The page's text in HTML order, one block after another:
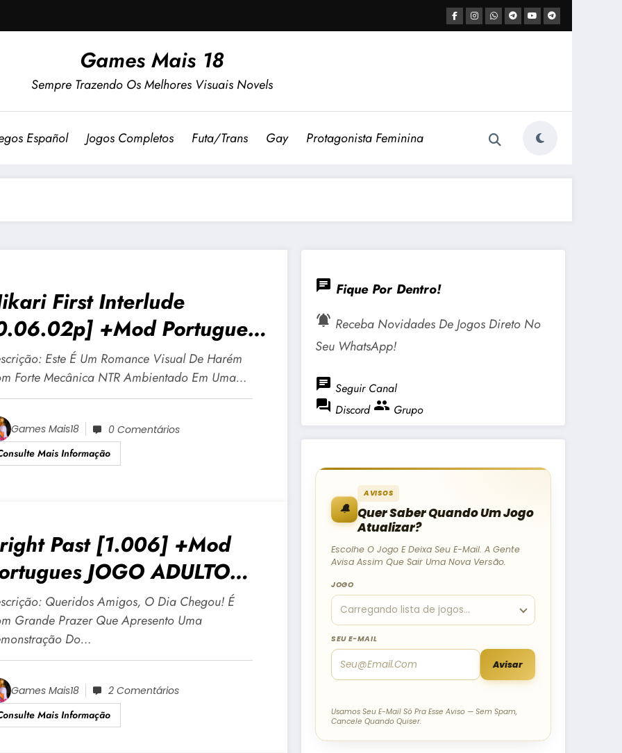
Games Mais 18
Sempre Trazendo Os Melhores Visuais Novels
Español Jogos Completos Futa/Trans Gay Protagonista Feminina
First Interlude
+Mod Portugues
ADULTO +18 Para
E PC
Este É Um Romance Visual De Harém
Forte Mecânica NTR Ambientado Em Uma…
Games Mais18
0 Comentários
Mais Informação
Past [1.006] +Mod
JOGO ADULTO
Para Android E PC
Queridos Amigos, O Dia Chegou! É
Grande Prazer Que Apresento Uma
Do…
Games Mais18
2 Comentários
Mais Informação
chat Fique Por Dentro!
notifications_active Receba Novidades De Jogos Direto No
Seu WhatsApp!
chat Seguir Canal
forum Discord group Grupo
🔔
AVISOS
Quer Saber Quando Um Jogo
Atualizar?
Escolhe O Jogo E Deixa Seu E-Mail. A Gente
Avisa Assim Que Sair Uma Nova Versão.
JOGO
SEU E-MAIL
Avisar
Usamos Seu E-Mail Só Pra Esse Aviso — Sem Spam,
Cancele Quando Quiser.